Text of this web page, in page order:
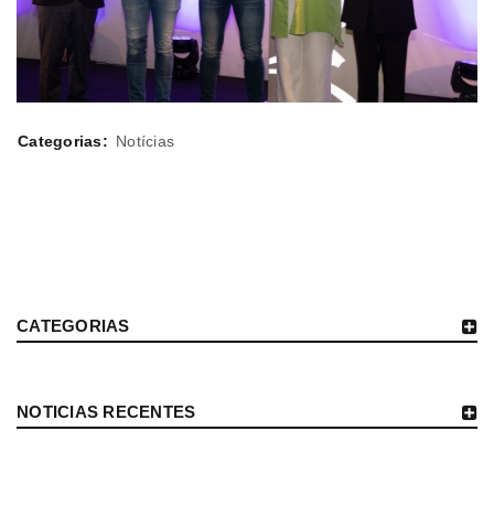
Categorias: Notícias
CATEGORIAS
NOTICIAS RECENTES